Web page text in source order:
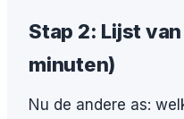
Stap 2: Lijst
minuten)
Nu de andere as: